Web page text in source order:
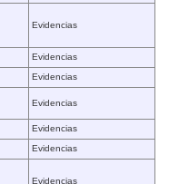
Evidencias
Evidencias
Evidencias
Evidencias
Evidencias
Evidencias
Evidencias